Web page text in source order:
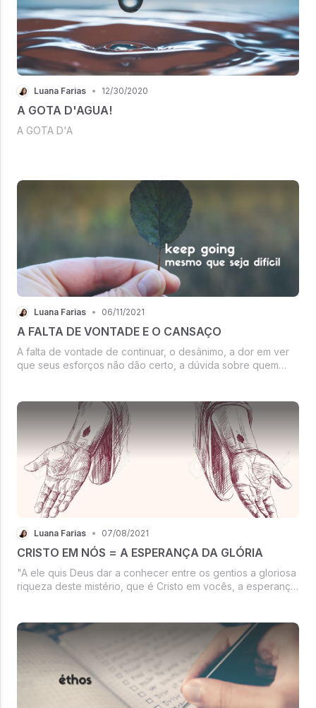
Luana Farias • 12/30/2020
A GOTA D'AGUA!
A GOTA D'A
Luana Farias • 06/11/2021
A FALTA DE VONTADE E O CANSAÇO
A falta de vontade de continuar, o desânimo, a dor em ver
que seus esforços não dão certo, a dúvida sobre quem
Luana Farias • 07/08/2021
CRISTO EM NÓS = A ESPERANÇA DA GLÓRIA
"A ele quis Deus dar a conhecer entre os gentios a gloriosa
riqueza deste mistério, que é Cristo em vocês, a esperança